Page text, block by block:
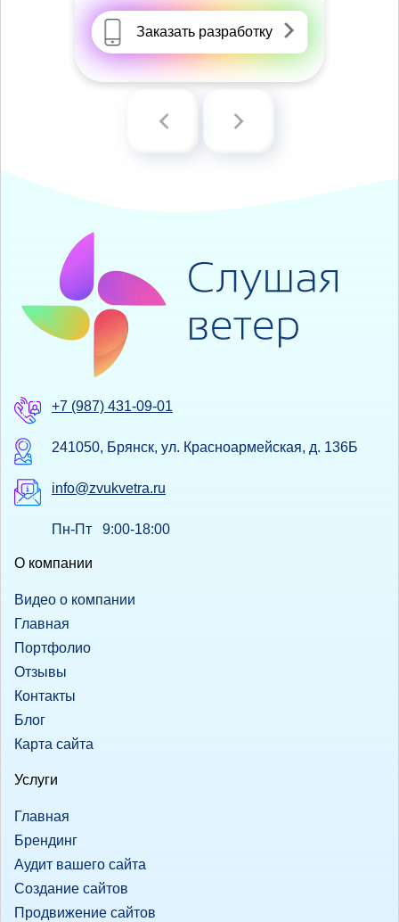
Заказать разработку
+7 (987) 431-09-01
241050, Брянск, ул. Красноармейская, д. 136Б
info@zvukvetra.ru
Пн-Пт 9:00-18:00
О компании
Видео о компании
Главная
Портфолио
Отзывы
Контакты
Блог
Карта сайта
Услуги
Главная
Брендинг
Аудит вашего сайта
Создание сайтов
Продвижение сайтов